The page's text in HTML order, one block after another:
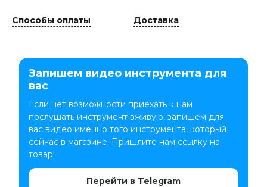
Способы оплаты Доставка
Запишем видео инструмента для
вас
Если нет возможности приехать к нам
послушать инструмент вживую, запишем для
вас видео именно того инструмента, который
сейчас в магазине. Пришлите нам ссылку на
товар:
Перейти в Telegram